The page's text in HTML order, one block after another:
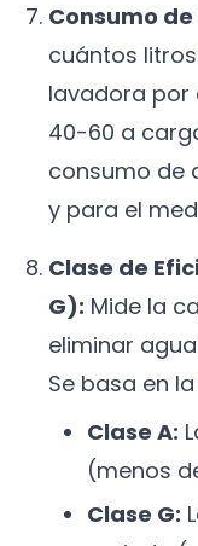
Consumo
cuántos
lavadora por
40-60 a
consumo de
y para el
Clase de
G): Mide la
eliminar
Se basa en
Clase A:
(menos
Clase G: